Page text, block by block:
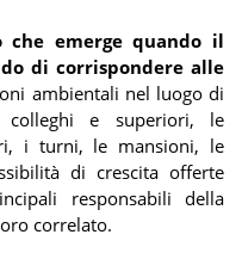
che emerge quando il
di corrispondere alle
ambientali nel luogo di
e superiori, le
i turni, le mansioni, le
di crescita offerte
responsabili della
correlato.